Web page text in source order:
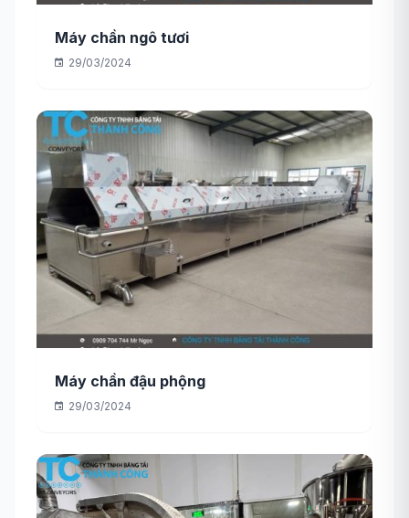
Máy chần ngô tươi
29/03/2024
Máy chần đậu phộng
29/03/2024